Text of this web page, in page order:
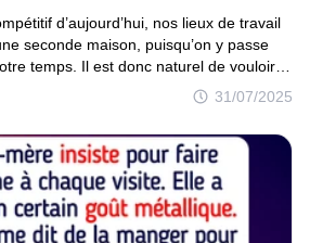
31/07/2025
d’aujourd’hui, nos lieux de travail
seconde maison, puisqu’on y passe
temps. Il est donc naturel de vouloir
Beaucoup d’entre nous apportent
boisson préférée, un en-cas,
autre chose. Une lectrice de Sympa,
elle a amené au bureau un thé
ce thé a été volé. Découvre comment
et comment ça a failli se retourner